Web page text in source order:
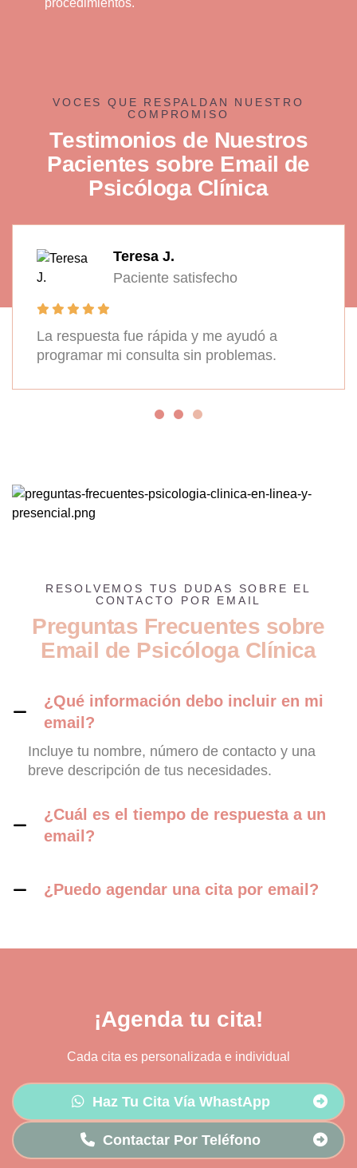
VOCES QUE RESPALDAN NUESTRO
COMPROMISO
Testimonios de Nuestros
Pacientes sobre Email de
Psicóloga Clínica
Teresa J.
Paciente satisfecho
La respuesta fue rápida y me ayudó a
programar mi consulta sin problemas.
RESOLVEMOS TUS DUDAS SOBRE EL
CONTACTO POR EMAIL
Preguntas Frecuentes sobre
Email de Psicóloga Clínica
¿Qué información debo incluir en mi
email?
Incluye tu nombre, número de contacto y una
breve descripción de tus necesidades.
¿Cuál es el tiempo de respuesta a un
email?
¿Puedo agendar una cita por email?
¡Agenda tu cita!
Cada cita es personalizada e individual
Haz Tu Cita Vía WhastApp
Contactar Por Teléfono